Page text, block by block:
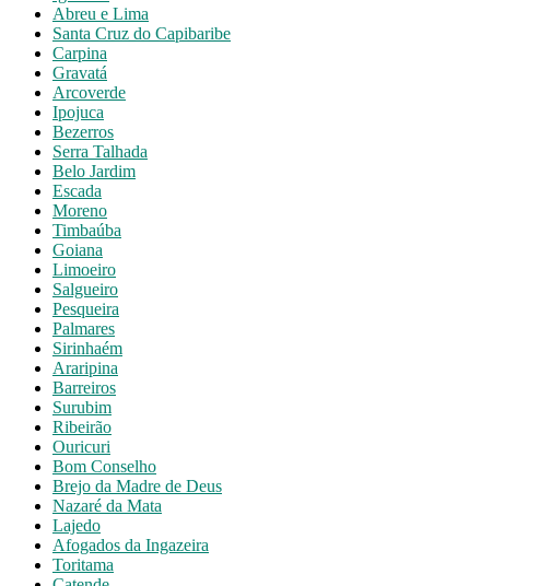
Abreu e Lima
Santa Cruz do Capibaribe
Carpina
Gravatá
Arcoverde
Ipojuca
Bezerros
Serra Talhada
Belo Jardim
Escada
Moreno
Timbaúba
Goiana
Limoeiro
Salgueiro
Pesqueira
Palmares
Sirinhaém
Araripina
Barreiros
Surubim
Ribeirão
Ouricuri
Bom Conselho
Brejo da Madre de Deus
Nazaré da Mata
Lajedo
Afogados da Ingazeira
Toritama